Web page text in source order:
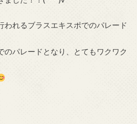
われるブラスエキスポでのパレード
のパレードとなり、とてもワクワク